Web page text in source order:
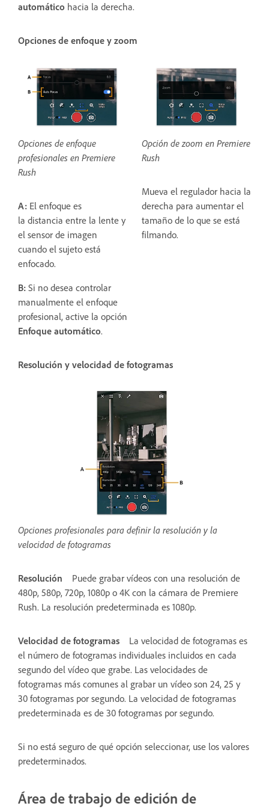
automático hacia la derecha.
Opciones de enfoque y zoom
Opciones de enfoque
profesionales en Premiere
Rush
A: El enfoque es
la distancia entre la lente y
el sensor de imagen
cuando el sujeto está
enfocado.
B: Si no desea controlar
manualmente el enfoque
profesional, active la opción
Enfoque automático.
Opción de zoom en Premiere
Rush
Mueva el regulador hacia la
derecha para aumentar el
tamaño de lo que se está
filmando.
Resolución y velocidad de fotogramas
Opciones profesionales para definir la resolución y la
velocidad de fotogramas
Resolución
Puede grabar vídeos con una resolución de
480p, 580p, 720p, 1080p o 4K con la cámara de Premiere
Rush. La resolución predeterminada es 1080p.
Velocidad de fotogramas
La velocidad de fotogramas es
el número de fotogramas individuales incluidos en cada
segundo del vídeo que grabe. Las velocidades de
fotogramas más comunes al grabar un vídeo son 24, 25 y
30 fotogramas por segundo. La velocidad de fotogramas
predeterminada es de 30 fotogramas por segundo.
Si no está seguro de qué opción seleccionar, use los valores
predeterminados.
Área de trabajo de edición de